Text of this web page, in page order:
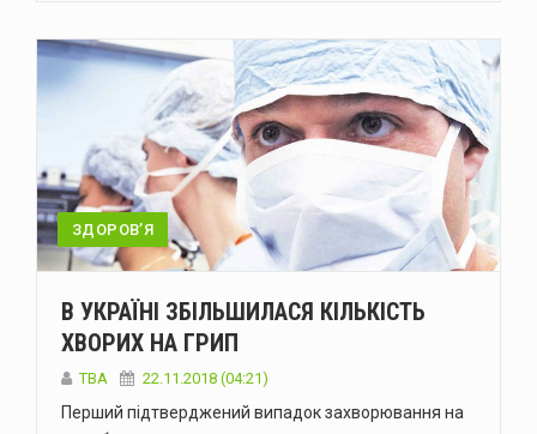
ЗДОРОВ’Я
В УКРАЇНІ ЗБІЛЬШИЛАСЯ КІЛЬКІСТЬ
ХВОРИХ НА ГРИП
TBA 22.11.2018 (04:21)
Перший підтверджений випадок захворювання на